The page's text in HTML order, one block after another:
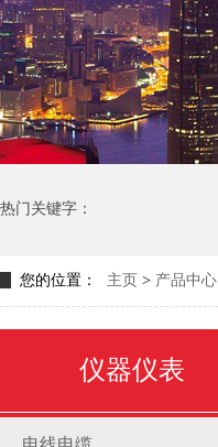
热门关键字：
您的位置： 主页 > 产品中心
仪器仪表